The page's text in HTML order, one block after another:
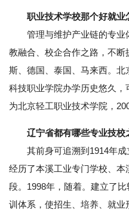
职业技术学校那个好就业
管理与维护产业链的专业
教融合、校企合作之路，不
斯、德国、泰国、马来西。
科技职业学院办学历史悠久，
为北京轻工职业技术学院，
辽宁省都有哪些专业技校
其前身可追溯到1914年成
经历了本溪工业专门学校、
段。1998年，随着。建立了
训体系，使招生、培养、就